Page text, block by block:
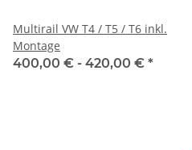
Multirail VW T4 / T5 / T6 inkl.
Montage
400,00 € - 420,00 € *